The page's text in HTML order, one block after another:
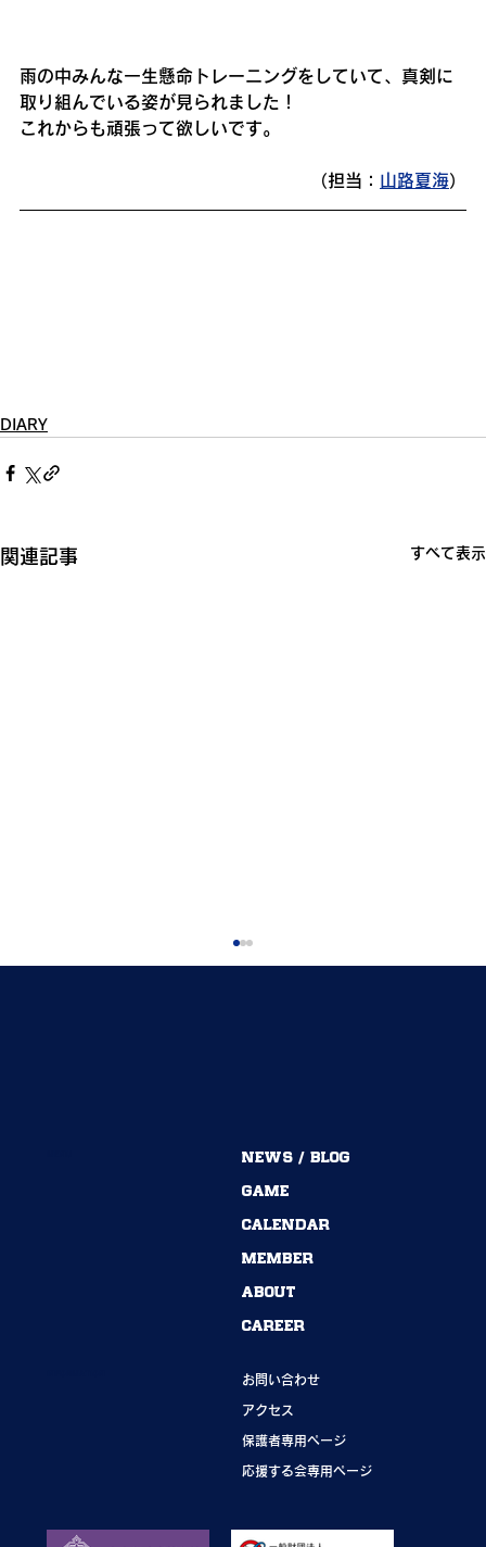
雨の中みんな一生懸命トレーニングをしていて、真剣に
取り組んでいる姿が見られました！
これからも頑張って欲しいです。
（担当： 山路夏海）
DIARY
関連記事 すべて表示
54期→55期｜ありがとうございました！
お問い合わせ
アクセス
保護者専用ページ
応援する会専用ページ
NEWS / BLOG
GAME
CALENDAR
MEMBER
ABOUT
CAREER